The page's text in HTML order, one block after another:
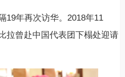
19年再次访华。2018年11
拉曾赴中国代表团下榻处迎请